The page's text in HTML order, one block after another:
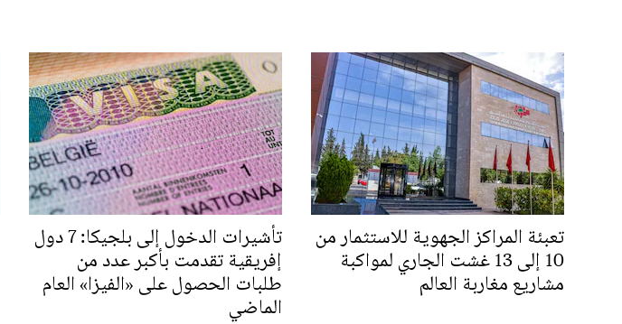
تعبئة المراكز الجهوية للاستثمار من
10 إلى 13 غشت الجاري لمواكبة
مشاريع مغاربة العالم
تأشيرات الدخول إلى بلجيكا: 7 دول
إفريقية تقدمت بأكبر عدد من
طلبات الحصول على «الفيزا» العام
الماضي